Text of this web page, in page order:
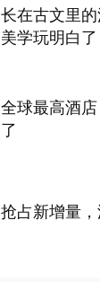
长在古文里
美学玩明白了
全球最高酒
了
抢占新增量